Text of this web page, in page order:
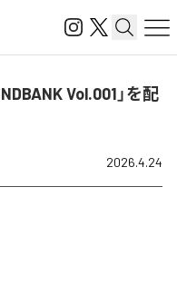
Vol.001」を配
2026.4.24